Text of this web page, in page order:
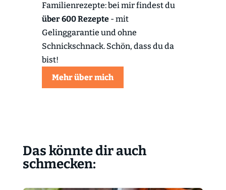
Familienrezepte: bei mir findest du
über 600 Rezepte- mit
Gelinggarantie und ohne
Schnickschnack. Schön, dass du da
bist!
Mehr über mich
Das könnte dir auch
schmecken: